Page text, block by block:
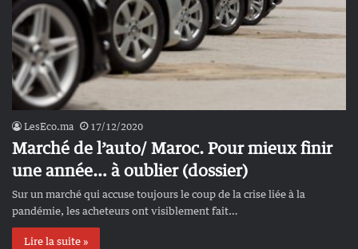
LesEco.ma 17/12/2020
Marché de l’auto/ Maroc. Pour mieux finir
une année… à oublier (dossier)
Sur un marché qui accuse toujours le coup de la crise liée à la
pandémie, les acheteurs ont visiblement fait…
Lire la suite »